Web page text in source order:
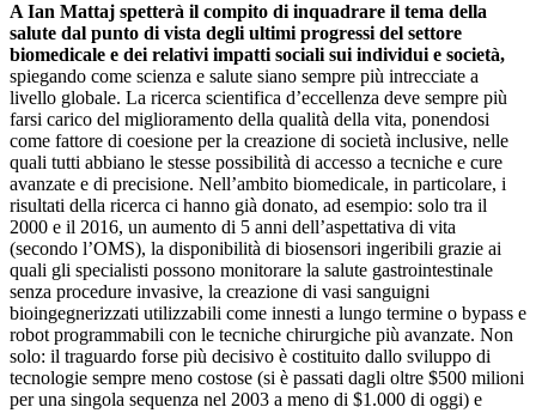
A Ian Mattaj spetterà il compito di inquadrare il tema della
salute dal punto di vista degli ultimi progressi del settore
biomedicale e dei relativi impatti sociali sui individui e società,
spiegando come scienza e salute siano sempre più intrecciate a
livello globale. La ricerca scientifica d’eccellenza deve sempre più
farsi carico del miglioramento della qualità della vita, ponendosi
come fattore di coesione per la creazione di società inclusive, nelle
quali tutti abbiano le stesse possibilità di accesso a tecniche e cure
avanzate e di precisione. Nell’ambito biomedicale, in particolare, i
risultati della ricerca ci hanno già donato, ad esempio: solo tra il
2000 e il 2016, un aumento di 5 anni dell’aspettativa di vita
(secondo l’OMS), la disponibilità di biosensori ingeribili grazie ai
quali gli specialisti possono monitorare la salute gastrointestinale
senza procedure invasive, la creazione di vasi sanguigni
bioingegnerizzati utilizzabili come innesti a lungo termine o bypass e
robot programmabili con le tecniche chirurgiche più avanzate. Non
solo: il traguardo forse più decisivo è costituito dallo sviluppo di
tecnologie sempre meno costose (si è passati dagli oltre $500 milioni
per una singola sequenza nel 2003 a meno di $1.000 di oggi) e